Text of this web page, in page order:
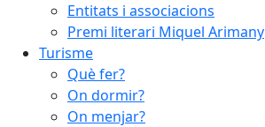
Entitats i associacions
Premi literari Miquel Arimany
Turisme
Què fer?
On dormir?
On menjar?